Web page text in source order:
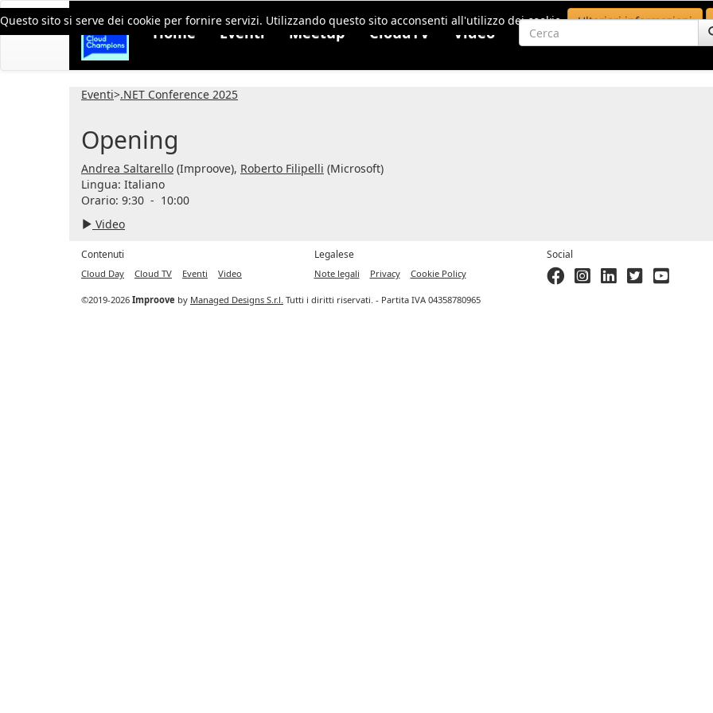
Questo sito si serve dei cookie per fornire servizi. Utilizzando questo sito acconsenti all'utilizzo dei cookie. Ulteriori informazioni
Home Eventi Meetup CloudTV Video
Eventi>.NET Conference 2025
Opening
Andrea Saltarello (Improove), Roberto Filipelli (Microsoft)
Lingua: Italiano
Orario: 9:30 - 10:00
Video
Contenuti
Cloud Day Cloud TV Eventi Video
Legalese
Note legali Privacy Cookie Policy
Social
©2019-2026 Improove by Managed Designs S.r.l. Tutti i diritti riservati. - Partita IVA 04358780965